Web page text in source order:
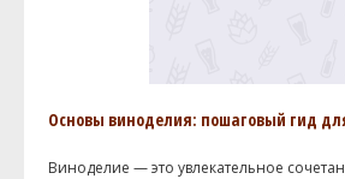
Основы виноделия: пошаговый гид
Виноделие — это увлекательное